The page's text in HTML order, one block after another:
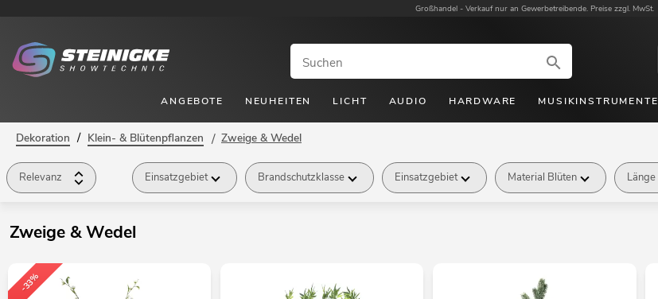
Großhandel - Verkauf nur an Gewerbetreibende. Preise zzgl. MwSt.
ANGEBOTE NEUHEITEN LICHT AUDIO HARDWARE MUSIKINSTRUMENTE
Dekoration / Klein- & Blütenpflanzen / Zweige & Wedel
Relevanz Einsatzgebiet Brandschutzklasse Einsatzgebiet Material Blüten Länge
Zweige & Wedel
-33%